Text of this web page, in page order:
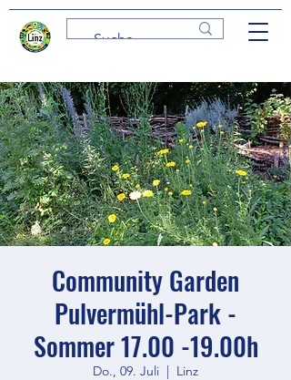
Community Garden
Pulvermühl-Park -
Sommer 17.00 -19.00h
Do., 09. Juli
  |
Linz